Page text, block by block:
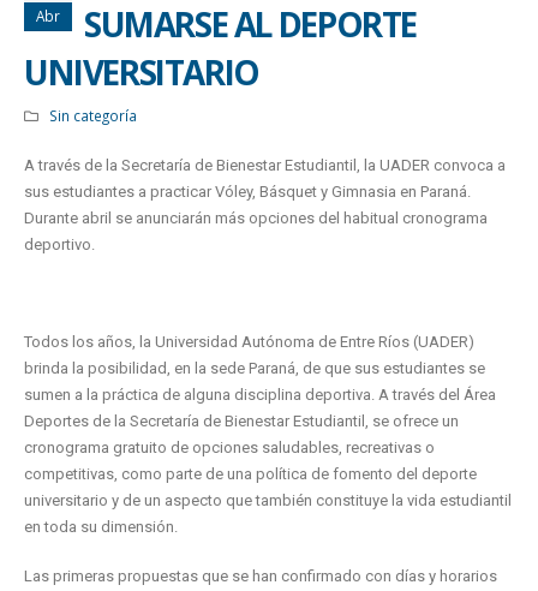
Abr
SUMARSE AL DEPORTE
UNIVERSITARIO
Sin categoría
A través de la Secretaría de Bienestar Estudiantil, la UADER convoca a
sus estudiantes a practicar Vóley, Básquet y Gimnasia en Paraná.
Durante abril se anunciarán más opciones del habitual cronograma
deportivo.
Todos los años, la Universidad Autónoma de Entre Ríos (UADER)
brinda la posibilidad, en la sede Paraná, de que sus estudiantes se
sumen a la práctica de alguna disciplina deportiva. A través del Área
Deportes de la Secretaría de Bienestar Estudiantil, se ofrece un
cronograma gratuito de opciones saludables, recreativas o
competitivas, como parte de una política de fomento del deporte
universitario y de un aspecto que también constituye la vida estudiantil
en toda su dimensión.
Las primeras propuestas que se han confirmado con días y horarios